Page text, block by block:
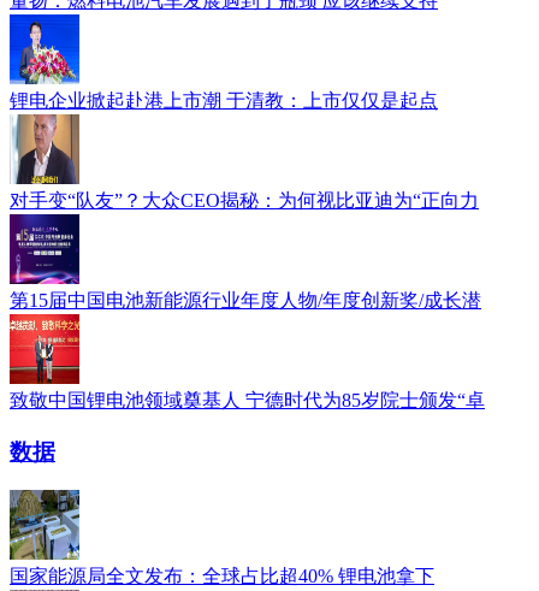
锂电企业掀起赴港上市潮 于清教：上市仅仅是起点
对手变“队友”？大众CEO揭秘：为何视比亚迪为“正向力
第15届中国电池新能源行业年度人物/年度创新奖/成长潜
致敬中国锂电池领域奠基人 宁德时代为85岁院士颁发“卓
数据
国家能源局全文发布：全球占比超40% 锂电池拿下